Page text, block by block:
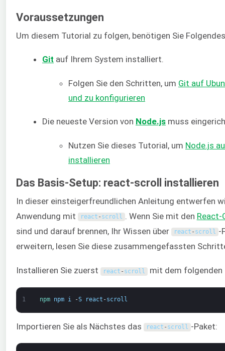
Voraussetzungen
Um diesem Tutorial zu folgen, benötigen Sie
Git auf Ihrem System installiert.
Folgen Sie den Schritten, um Git auf
und zu konfigurieren
Die neueste Version von Node.js muss
Nutzen Sie dieses Tutorial, um Node.js
installieren
Das Basis-Setup: react-scroll installieren
In dieser einsteigerfreundlichen Anleitung entwerfen
Anwendung mit
react - scroll . Wenn Sie mit den React-
sind und darauf brennen, Ihr Wissen über
react - scroll -
erweitern, lesen Sie diese zusammengefassten
Installieren Sie zuerst react - scroll mit dem folgenden
1 npm npm i -S react -scroll
Importieren Sie als Nächstes das react - scroll -Paket: